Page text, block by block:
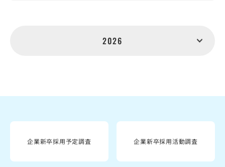
2026
企業新卒採用予定調査 企業新卒採用活動調査